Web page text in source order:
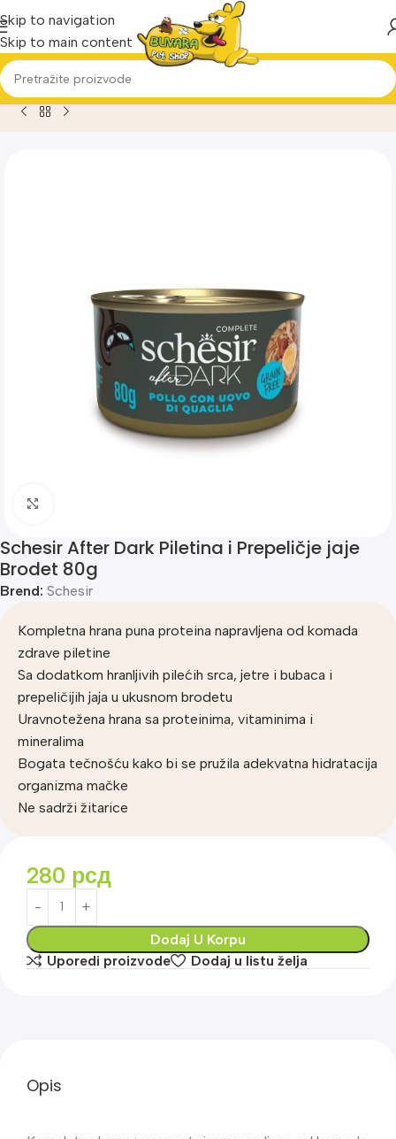
Skip to navigation
Skip to main content
Home Proizvod Schesir After Dark Piletina i Prepeličje jaje
Schesir After Dark Piletina i Prepeličje jaje
Brodet 80g
Brend: Schesir
Kompletna hrana puna proteina napravljena od komada
zdrave piletine
Sa dodatkom hranljivih pilećih srca, jetre i bubaca i
prepeličijih jaja u ukusnom brodetu
Uravnotežena hrana sa proteinima, vitaminima i
mineralima
Bogata tečnošću kako bi se pružila adekvatna hidratacija
organizma mačke
Ne sadrži žitarice
280 рсд
Dodaj U Korpu
Uporedi proizvode
Dodaj u listu želja
Opis